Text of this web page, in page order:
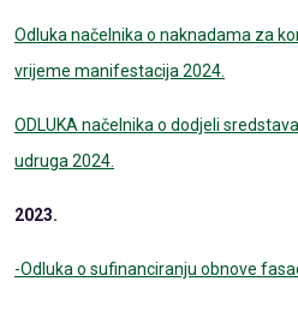
Odluka načelnika o naknadama za
vrijeme manifestacija 2024.
ODLUKA načelnika o dodjeli
udruga 2024.
2023.
-Odluka o sufinanciranju obnove